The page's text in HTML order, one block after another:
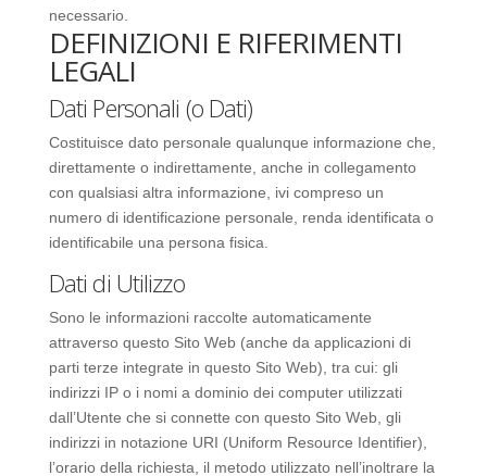
necessario.
DEFINIZIONI E RIFERIMENTI
LEGALI
Dati Personali (o Dati)
Costituisce dato personale qualunque informazione che,
direttamente o indirettamente, anche in collegamento
con qualsiasi altra informazione, ivi compreso un
numero di identificazione personale, renda identificata o
identificabile una persona fisica.
Dati di Utilizzo
Sono le informazioni raccolte automaticamente
attraverso questo Sito Web (anche da applicazioni di
parti terze integrate in questo Sito Web), tra cui: gli
indirizzi IP o i nomi a dominio dei computer utilizzati
dall’Utente che si connette con questo Sito Web, gli
indirizzi in notazione URI (Uniform Resource Identifier),
l’orario della richiesta, il metodo utilizzato nell’inoltrare la